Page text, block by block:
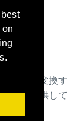
on
年号を変換す
肖も提供して
ルです。